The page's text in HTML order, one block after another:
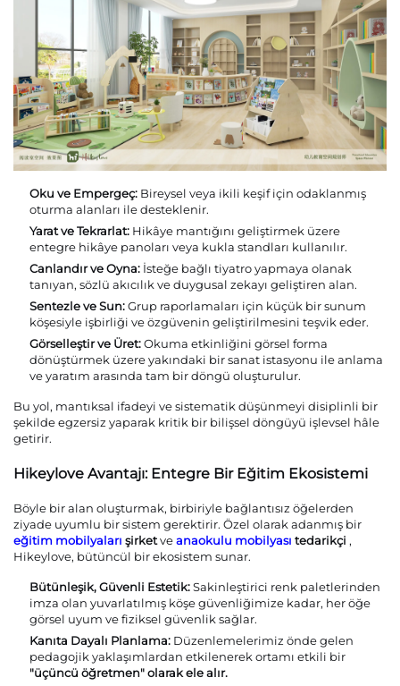
Oku ve Empergeç: Bireysel veya ikili keşif için odaklanmış
oturma alanları ile desteklenir.
Yarat ve Tekrarlat: Hikâye mantığını geliştirmek üzere
entegre hikâye panoları veya kukla standları kullanılır.
Canlandır ve Oyna: İsteğe bağlı tiyatro yapmaya olanak
tanıyan, sözlü akıcılık ve duygusal zekayı geliştiren alan.
Sentezle ve Sun:Grup raporlamaları için küçük bir sunum
köşesiyle işbirliği ve özgüvenin geliştirilmesini teşvik eder.
Görselleştir ve Üret:Okuma etkinliğini görsel forma
dönüştürmek üzere yakındaki bir sanat istasyonu ile anlama
ve yaratım arasında tam bir döngü oluşturulur.
Bu yol, mantıksal ifadeyi ve sistematik düşünmeyi disiplinli bir
şekilde egzersiz yaparak kritik bir bilişsel döngüyü işlevsel hâle
getirir.
Hikeylove Avantajı: Entegre Bir Eğitim Ekosistemi
Böyle bir alan oluşturmak, birbiriyle bağlantısız öğelerden
ziyade uyumlu bir sistem gerektirir. Özel olarak adanmış bir
eğitim mobilyaları şirketveanaokulu mobilyası tedarikçi ,
Hikeylove, bütüncül bir ekosistem sunar.
Bütünleşik, Güvenli Estetik:Sakinleştirici renk paletlerinden
imza olan yuvarlatılmış köşe güvenliğimize kadar, her öğe
görsel uyum ve fiziksel güvenlik sağlar.
Kanıta Dayalı Planlama: Düzenlemelerimiz önde gelen
pedagojik yaklaşımlardan etkilenerek ortamı etkili bir
"üçüncü öğretmen" olarak ele alır.